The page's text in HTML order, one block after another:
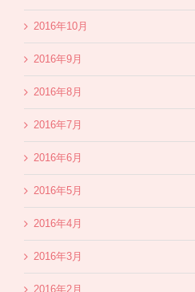
2016年10月
2016年9月
2016年8月
2016年7月
2016年6月
2016年5月
2016年4月
2016年3月
2016年2月